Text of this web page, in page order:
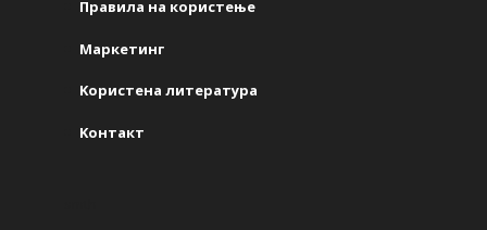
Правила на користење
Маркетинг
Kористена литература
Kонтакт